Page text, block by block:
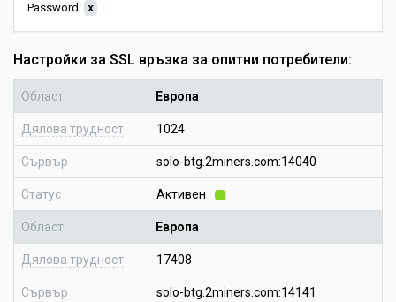
Password: x
Настройки за SSL връзка за опитни потребители:
Област Европа
Дялова трудност 1024
Сървър solo-btg.2miners.com:14040
Статус Активен
Област Европа
Дялова трудност 17408
Сървър solo-btg.2miners.com:14141